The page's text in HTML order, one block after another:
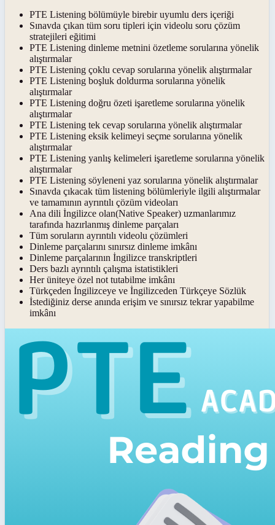
PTE Listening bölümüyle birebir uyumlu ders içeriği
Sınavda çıkan tüm soru tipleri için videolu soru çözüm
stratejileri eğitimi
PTE Listening dinleme metnini özetleme sorularına yönelik
alıştırmalar
PTE Listening çoklu cevap sorularına yönelik alıştırmalar
PTE Listening boşluk doldurma sorularına yönelik
alıştırmalar
PTE Listening doğru özeti işaretleme sorularına yönelik
alıştırmalar
PTE Listening tek cevap sorularına yönelik alıştırmalar
PTE Listening eksik kelimeyi seçme sorularına yönelik
alıştırmalar
PTE Listening yanlış kelimeleri işaretleme sorularına yönelik
alıştırmalar
PTE Listening söyleneni yaz sorularına yönelik alıştırmalar
Sınavda çıkacak tüm listening bölümleriyle ilgili alıştırmalar
ve tamamının ayrıntılı çözüm videoları
Ana dili İngilizce olan(Native Speaker) uzmanlarımız
tarafında hazırlanmış dinleme parçaları
Tüm soruların ayrıntılı videolu çözümleri
Dinleme parçalarını sınırsız dinleme imkânı
Dinleme parçalarının İngilizce transkriptleri
Ders bazlı ayrıntılı çalışma istatistikleri
Her üniteye özel not tutabilme imkânı
Türkçeden İngilizceye ve İngilizceden Türkçeye Sözlük
İstediğiniz derse anında erişim ve sınırsız tekrar yapabilme
imkânı